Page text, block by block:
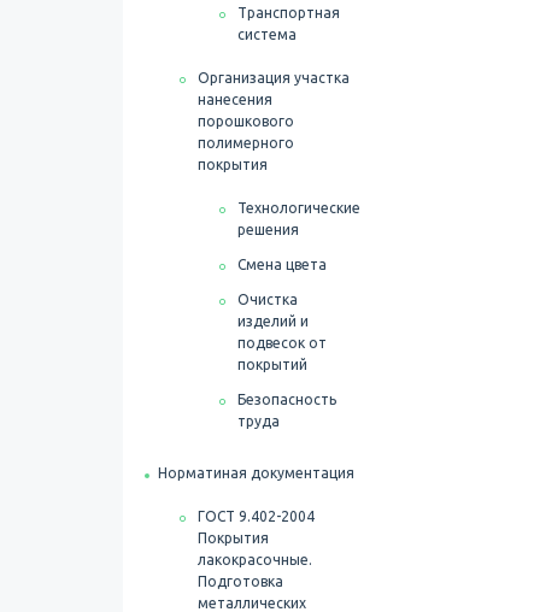
Транспортная
система
Организация участка
нанесения
порошкового
полимерного
покрытия
Технологические
решения
Смена цвета
Очистка
изделий и
подвесок от
покрытий
Безопасность
труда
Норматиная документация
ГОСТ 9.402-2004
Покрытия
лакокрасочные.
Подготовка
металлических